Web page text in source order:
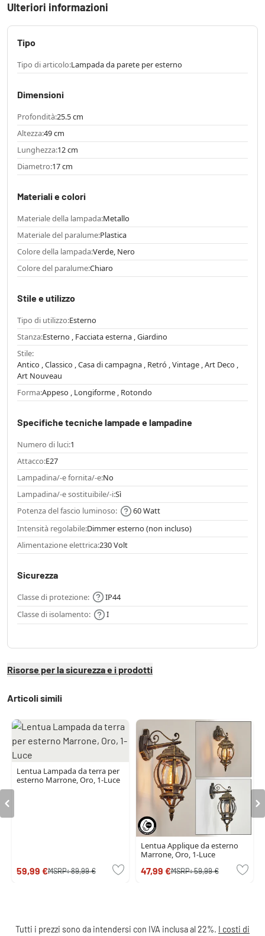
Ulteriori informazioni
Tipo
Tipo di articolo:Lampada da parete per esterno
Dimensioni
Profondità:25.5 cm
Altezza:49 cm
Lunghezza:12 cm
Diametro:17 cm
Materiali e colori
Materiale della lampada:Metallo
Materiale del paralume:Plastica
Colore della lampada:Verde, Nero
Colore del paralume:Chiaro
Stile e utilizzo
Tipo di utilizzo:Esterno
Stanza:Esterno , Facciata esterna , Giardino
Stile:
Antico , Classico , Casa di campagna , Retró , Vintage , Art Deco ,
Art Nouveau
Forma:Appeso , Longiforme , Rotondo
Specifiche tecniche lampade e lampadine
Numero di luci:1
Attacco:E27
Lampadina/-e fornita/-e:No
Lampadina/-e sostituibile/-i:Sì
Potenza del fascio luminoso:
60 Watt
Intensità regolabile:Dimmer esterno (non incluso)
Alimentazione elettrica:230 Volt
Sicurezza
Classe di protezione:
IP44
Classe di isolamento:
I
Risorse per la sicurezza e i prodotti
Articoli simili
Lentua Lampada da terra per
esterno Marrone, Oro, 1-Luce
59,99 €MSRP:89,99 €
Lentua Applique da esterno
Marrone, Oro, 1-Luce
47,99 €MSRP:59,99 €
Tutti i prezzi sono da intendersi con IVA inclusa al 22%. I costi di